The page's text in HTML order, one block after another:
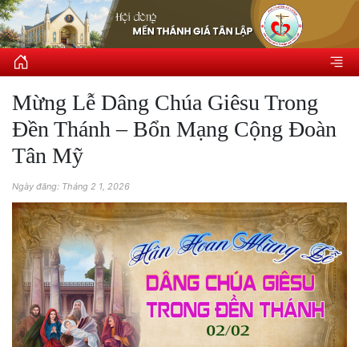
Mừng Lễ Dâng Chúa Giêsu Trong
Đền Thánh – Bổn Mạng Cộng Đoàn
Tân Mỹ
Ngày đăng: Tháng 2 1, 2026